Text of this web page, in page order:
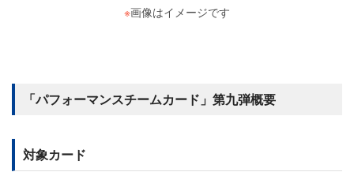
※画像はイメージです
「パフォーマンスチームカード」第九弾概要
対象カード